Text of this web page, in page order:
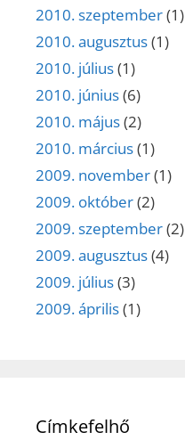
2010. szeptember(1)
2010. augusztus(1)
2010. július(1)
2010. június(6)
2010. május(2)
2010. március(1)
2009. november(1)
2009. október(2)
2009. szeptember(2)
2009. augusztus(4)
2009. július(3)
2009. április(1)
Címkefelhő